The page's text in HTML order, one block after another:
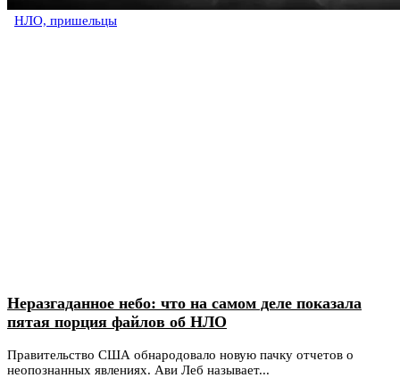
НЛО, пришельцы
Неразгаданное небо: что на самом деле показала
пятая порция файлов об НЛО
Правительство США обнародовало новую пачку отчетов о
неопознанных явлениях. Ави Леб называет...